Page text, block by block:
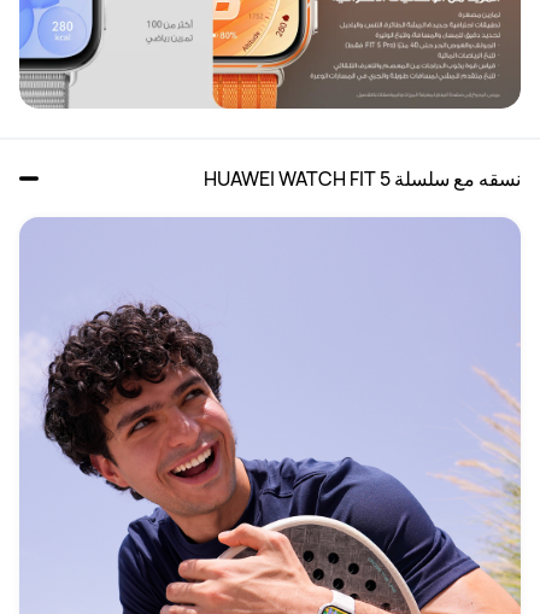
نسقه مع سلسلة HUAWEI WATCH FIT 5